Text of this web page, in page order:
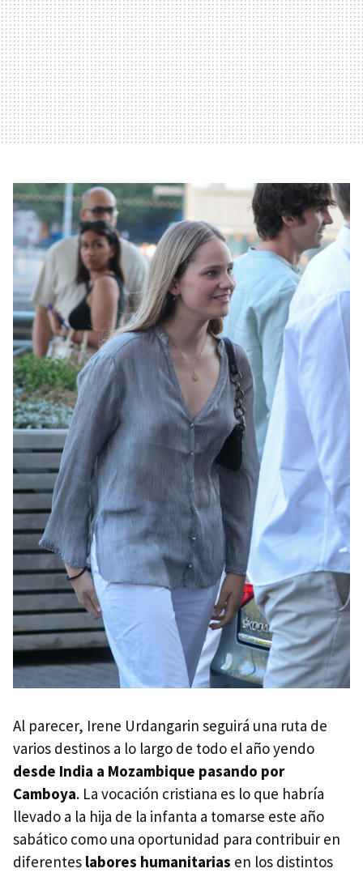
Al parecer, Irene Urdangarin seguirá una ruta de
varios destinos a lo largo de todo el año yendo
desde India a Mozambique pasando por
Camboya. La vocación cristiana es lo que habría
llevado a la hija de la infanta a tomarse este año
sabático como una oportunidad para contribuir en
diferentes labores humanitarias en los distintos